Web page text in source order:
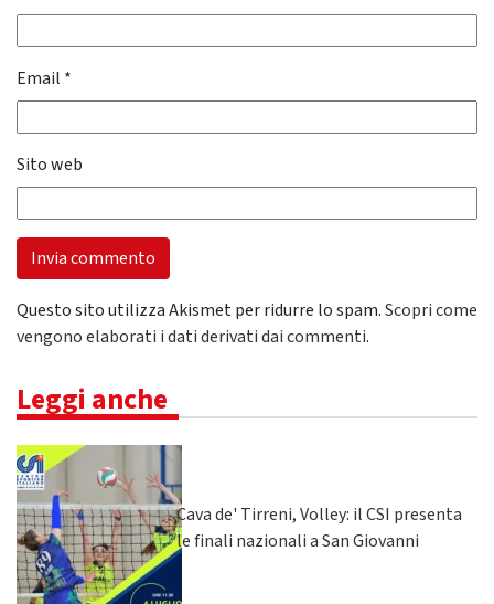
Email *
Sito web
Questo sito utilizza Akismet per ridurre lo spam.Scopri come
vengono elaborati i dati derivati dai commenti.
Leggi anche
Cava de' Tirreni, Volley: il CSI presenta
le finali nazionali a San Giovanni